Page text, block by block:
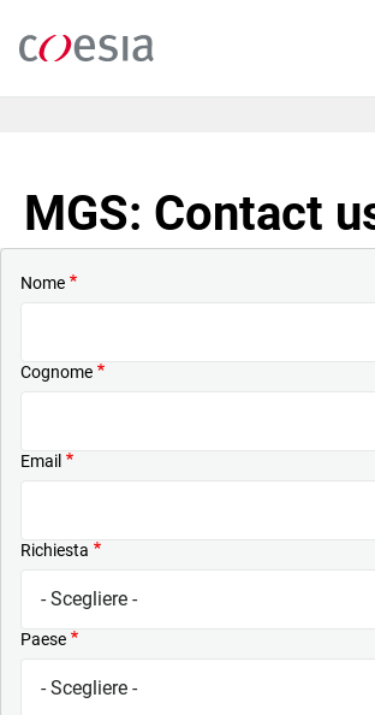
contenuto
MGS: Contact
Nome
Cognome
Email
Richiesta
Paese